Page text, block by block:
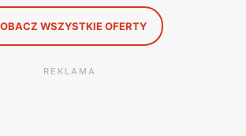
WSZYSTKIE OFERTY
REKLAMA